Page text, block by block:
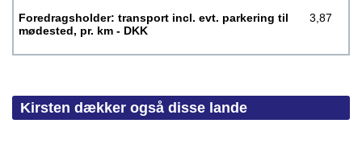
Foredragsholder: transport incl. evt. parkering til
mødested, pr. km - DKK
3,87
Kirsten dækker også disse lande